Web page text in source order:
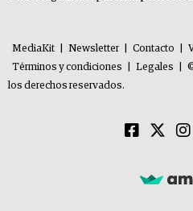
MediaKit Newsletter Contacto
Términos y condiciones
Legales
los derechos reservados.